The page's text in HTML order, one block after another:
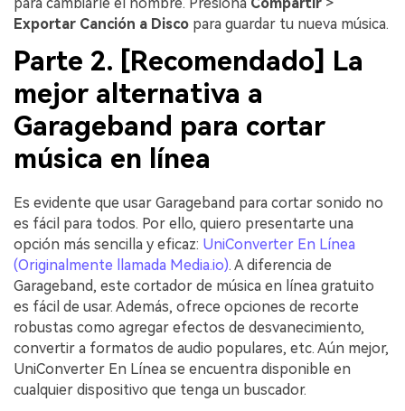
Exportar Canción a Disco para guardar tu nueva música.
Parte 2. [Recomendado] La
mejor alternativa a
Garageband para cortar
música en línea
Es evidente que usar Garageband para cortar sonido no
es fácil para todos. Por ello, quiero presentarte una
opción más sencilla y eficaz: UniConverter En Línea
(Originalmente llamada Media.io). A diferencia de
Garageband, este cortador de música en línea gratuito
es fácil de usar. Además, ofrece opciones de recorte
robustas como agregar efectos de desvanecimiento,
convertir a formatos de audio populares, etc. Aún mejor,
UniConverter En Línea se encuentra disponible en
cualquier dispositivo que tenga un buscador.